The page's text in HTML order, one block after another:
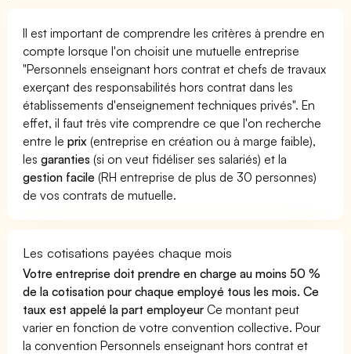
Il est important de comprendre les critères à prendre en
compte lorsque l'on choisit une mutuelle entreprise
"Personnels enseignant hors contrat et chefs de travaux
exerçant des responsabilités hors contrat dans les
établissements d'enseignement techniques privés". En
effet, il faut très vite comprendre ce que l'on recherche
entre leprix (entreprise en création ou à marge faible),
lesgaranties (si on veut fidéliser ses salariés) et la
gestion facile (RH entreprise de plus de 30 personnes)
de vos contrats de mutuelle.
Les cotisations payées chaque mois
Votre entreprise doit prendre en charge au moins 50 %
de la cotisation pour chaque employé tous les mois. Ce
taux est appelé la part employeur Ce montant peut
varier en fonction de votre convention collective. Pour
la convention Personnels enseignant hors contrat et